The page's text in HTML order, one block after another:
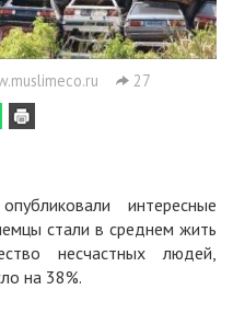
27
интересные
стали в среднем жить
несчастных людей,
на 38%.